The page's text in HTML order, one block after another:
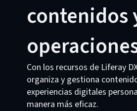
contenidos
Con los recursos de Liferay
organiza y gestiona
experiencias digitales
manera más eficaz.